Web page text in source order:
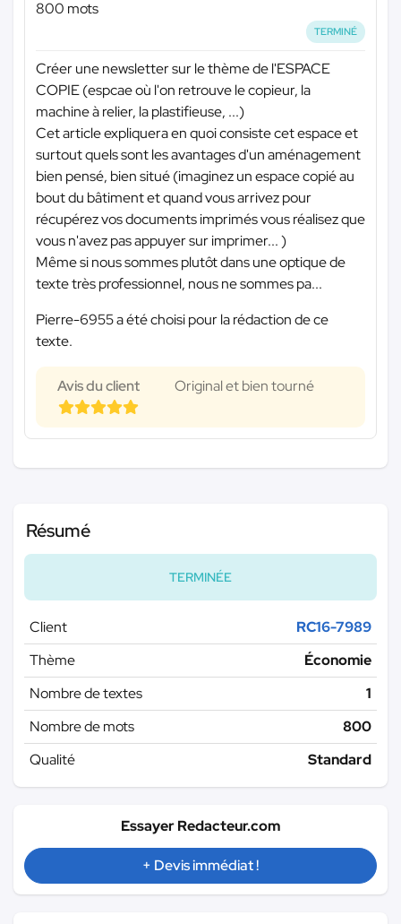
800 mots
TERMINÉ
Créer une newsletter sur le thème de l'ESPACE
COPIE (espcae où l'on retrouve le copieur, la
machine à relier, la plastifieuse, ...)
Cet article expliquera en quoi consiste cet espace et
surtout quels sont les avantages d'un aménagement
bien pensé, bien situé (imaginez un espace copié au
bout du bâtiment et quand vous arrivez pour
récupérez vos documents imprimés vous réalisez que
vous n'avez pas appuyer sur imprimer... )
Même si nous sommes plutôt dans une optique de
texte très professionnel, nous ne sommes pa...
Pierre-6955 a été choisi pour la rédaction de ce
texte.
Avis du client Original et bien tourné
Résumé
TERMINÉE
Client
RC16-7989
Thème
Économie
Nombre de textes
1
Nombre de mots
800
Qualité
Standard
Essayer Redacteur.com
+ Devis immédiat !